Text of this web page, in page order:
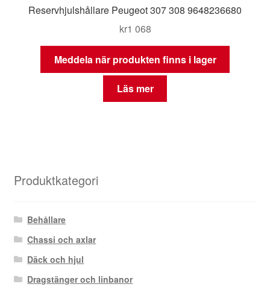
Reservhjulshållare Peugeot 307 308 9648236680
kr1 068
Meddela när produkten finns i lager
Läs mer
Produktkategori
Behållare
Chassi och axlar
Däck och hjul
Dragstänger och linbanor